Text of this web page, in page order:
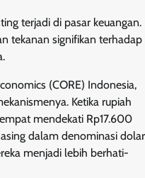
terjadi di pasar keuangan.
tekanan signifikan terhadap
(CORE) Indonesia,
Ketika rupiah
mendekati Rp17.600
dalam denominasi dolar
menjadi lebih berhati-